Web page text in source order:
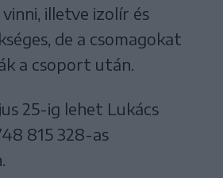
illetve izolír és
de a csomagokat
a csoport után.
25-ig lehet Lukács
815 328-as